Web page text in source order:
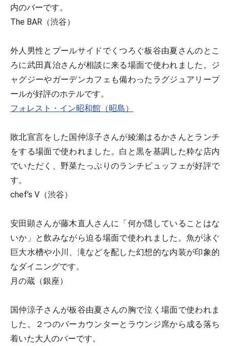
内のバーです。
The BAR（渋谷）
外人男性とプールサイドでくつろぐ板谷由夏さんのとこ
ろに武田真治さんが相談に来る場面で使われました。ジ
ャグジーやガーデンカフェも備わったラグジュアリープ
ールが好評のホテルです。
フォレスト・イン昭和館（昭島）
敗北宣言をした国仲涼子さんが綾瀬はるかさんとランチ
をする場面で使われました。白と黒を基調した粋な店内
でいただく、野菜たっぷりのランチビュッフェが好評で
す。
chef’s V（渋谷）
安田顕さんが藤木直人さんに「何か隠していることはな
いか」と飲みながら迫る場面で使われました。魚が泳ぐ
巨大水槽や小川、滝などを配した幻想的な内装が印象的
なダイニングです。
月の蔵（銀座）
国仲涼子さんが板谷由夏さんの胸で泣く場面で使われま
した。２つのバーカウンターとラウンジ席から成る落ち
着いた大人のバーです。